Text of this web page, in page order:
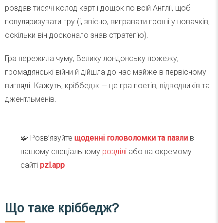
роздав тисячі колод карт і дощок по всій Англії, щоб
популяризувати гру (і, звісно, вигравати гроші у новачків,
оскільки він досконало знав стратегію).
Гра пережила чуму, Велику лондонську пожежу,
громадянські війни й дійшла до нас майже в первісному
вигляді. Кажуть, кріббедж — це гра поетів, підводників та
джентльменів.
🧩 Розв’язуйте щоденні головоломки та пазли в
нашому спеціальному розділі або на окремому
сайті pzl.app
Що таке кріббедж?